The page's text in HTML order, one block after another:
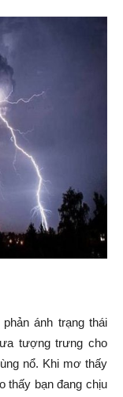
ánh trạng thái
tượng trưng cho
nổ. Khi mơ thấy
thấy bạn đang chịu